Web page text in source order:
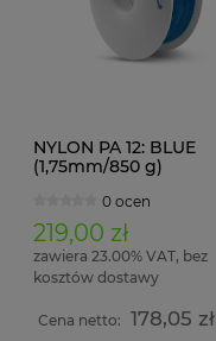
NYLON PA 12: BLUE
(1,75mm/850 g)
0 ocen
219,00 zł
zawiera 23.00% VAT, bez
kosztów dostawy
Cena netto: 178,05 zł